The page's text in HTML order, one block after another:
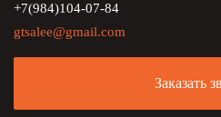
+7(984)104-07-84
gtsalee@gmail.com
Заказать